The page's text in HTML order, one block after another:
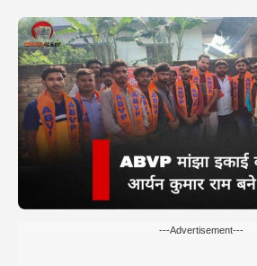
---Advertisement---